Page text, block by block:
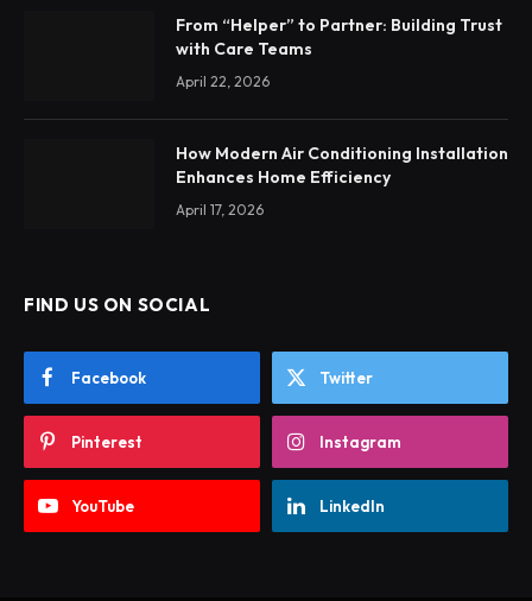
From “Helper” to Partner: Building Trust
with Care Teams
April 22, 2026
How Modern Air Conditioning Installation
Enhances Home Efficiency
April 17, 2026
FIND US ON SOCIAL
Facebook Twitter
Pinterest Instagram
YouTube LinkedIn